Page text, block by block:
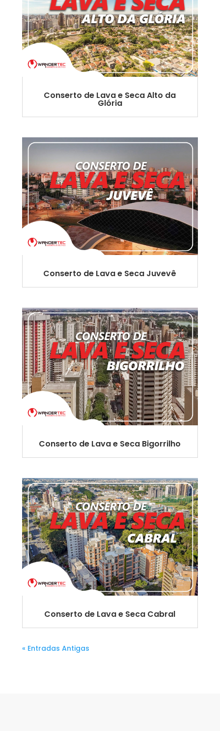
Conserto de Lava e Seca Alto da
Glória
Conserto de Lava e Seca Juvevê
Conserto de Lava e Seca Bigorrilho
Conserto de Lava e Seca Cabral
« Entradas Antigas